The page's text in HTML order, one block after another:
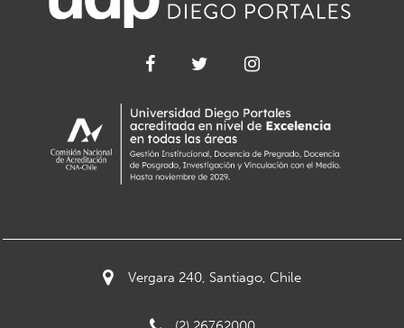
Vergara 240, Santiago, Chile